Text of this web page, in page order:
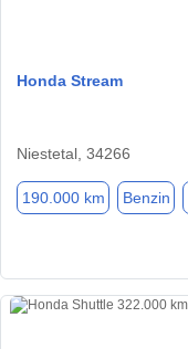
Honda Stream
Niestetal, 34266
190.000 km Benzin